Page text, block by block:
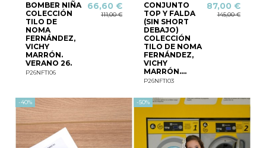
BOMBER NIÑA
COLECCIÓN
TILO DE
NOMA
FERNÁNDEZ,
VICHY
MARRÓN.
VERANO 26.
P26NFTI06
66,60 €
111,00 €
CONJUNTO
TOP Y FALDA
(SIN SHORT
DEBAJO)
COLECCIÓN
TILO DE NOMA
FERNÁNDEZ,
VICHY
MARRÓN....
P26NFTI03
87,00 €
145,00 €
-40% -50%